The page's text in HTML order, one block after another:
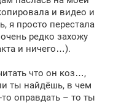
и видео и
я просто перестала
редко захожу
и ничего…).
что он коз…,
ты найдёшь, в чем
оправдать – то ты